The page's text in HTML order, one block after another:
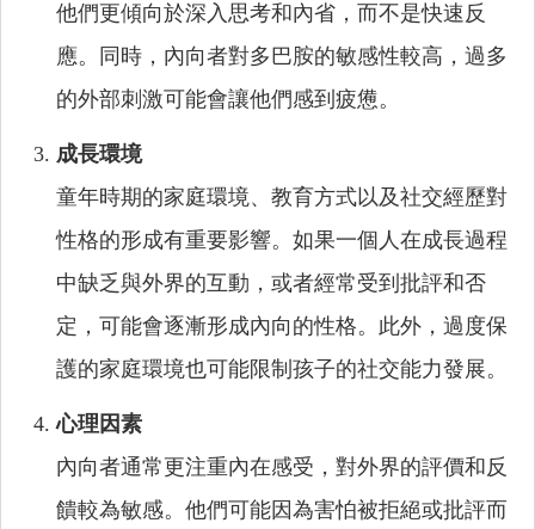
他們更傾向於深入思考和內省，而不是快速反
應。同時，內向者對多巴胺的敏感性較高，過多
的外部刺激可能會讓他們感到疲憊。
成長環境
童年時期的家庭環境、教育方式以及社交經歷對
性格的形成有重要影響。如果一個人在成長過程
中缺乏與外界的互動，或者經常受到批評和否
定，可能會逐漸形成內向的性格。此外，過度保
護的家庭環境也可能限制孩子的社交能力發展。
心理因素
內向者通常更注重內在感受，對外界的評價和反
饋較為敏感。他們可能因為害怕被拒絕或批評而